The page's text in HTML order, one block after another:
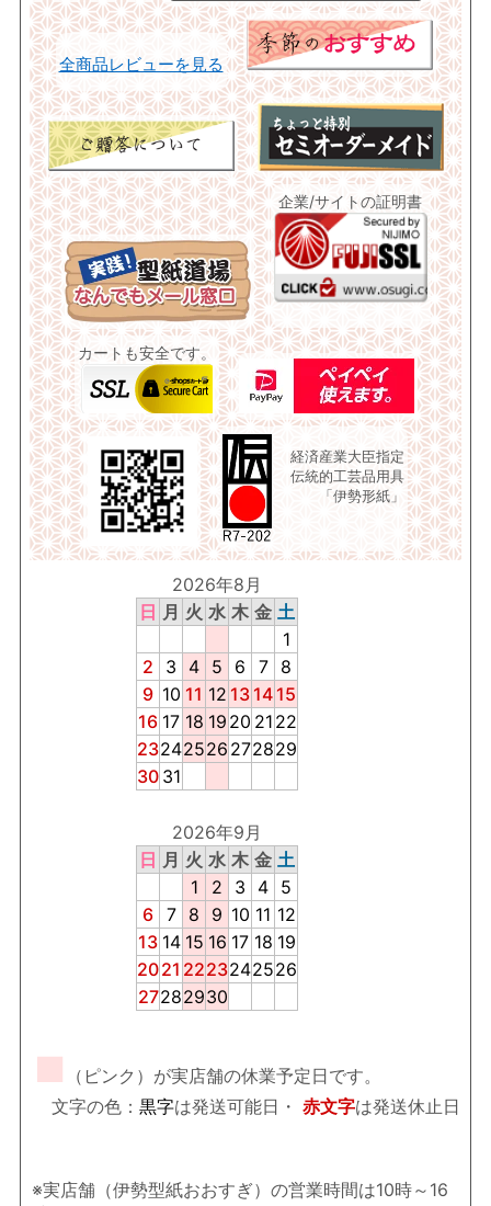
全商品レビューを見る
企業/サイトの証明書
カートも安全です。
経済産業大臣指定
伝統的工芸品用具
「伊勢形紙」
2026年8月
日 月 火 水 木 金 土
1
2
3 4 5 6 7
8
9 10 11 12 13 14 15
16 17 18 19 20 21 22
23242526 272829
30 31
2026年9月
日 月 火 水 木 金 土
1
2 3 4 5
6 7 8 9 10 11 12
13 14 15 16 17 18 19
2021 2223242526
27282930
■
（ピンク）が実店舗の休業予定日です。
文字の色： 黒字は発送可能日・ 赤文字は発送休止日
※実店舗（伊勢型紙おおすぎ）の営業時間は10時～16